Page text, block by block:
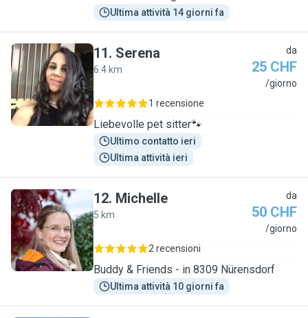
Ultima attività 14 giorni fa
S
11. Serena
6.4 km
da
25 CHF
/giorno
1 recensione
Liebevolle pet sitter🐾
Ultimo contatto ieri
Ultima attività ieri
M
12. Michelle
5 km
da
50 CHF
/giorno
2 recensioni
Buddy & Friends - in 8309 Nürensdorf
Ultima attività 10 giorni fa